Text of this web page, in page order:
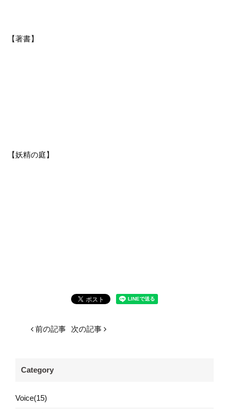
【著書】
【妖精の庭】
前の記事 次の記事
Category
Voice(15)